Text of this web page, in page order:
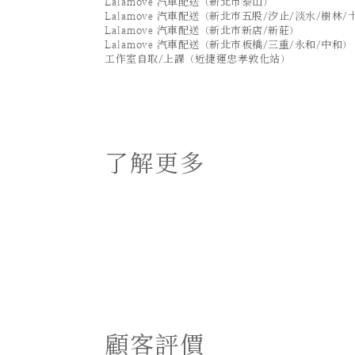
Lalamove 汽車配送（新北市五股/汐止/淡水/樹林/
Lalamove 汽車配送（新北市新店/新莊）
Lalamove 汽車配送（新北市板橋/三重/永和/中和）
工作室自取/上課（近捷運忠孝敦化站）
了解更多
顧客評價